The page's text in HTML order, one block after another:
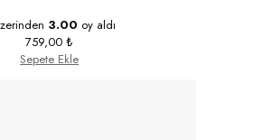
3.00 oy aldı
759,00 ₺
Sepete Ekle